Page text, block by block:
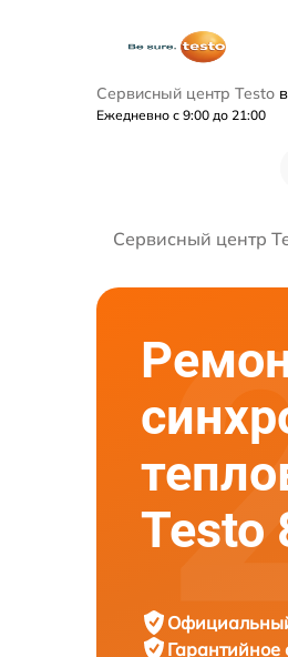
Сервисный центр Testo
Ежедневно с 9:00 до 21:00
Сервисный центр
Testo